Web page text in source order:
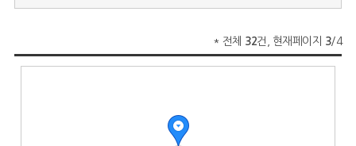
* 전체 32건, 현재페이지 3/4